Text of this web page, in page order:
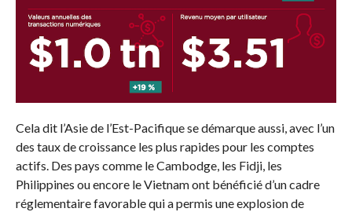
Cela dit l’Asie de l’Est-Pacifique se démarque aussi, avec l’un
des taux de croissance les plus rapides pour les comptes
actifs. Des pays comme le Cambodge, les Fidji, les
Philippines ou encore le Vietnam ont bénéficié d’un cadre
réglementaire favorable qui a permis une explosion de